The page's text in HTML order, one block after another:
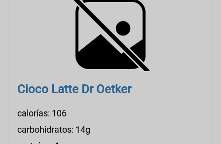
Cioco Latte Dr Oetker
calorías: 106
carbohidratos: 14g